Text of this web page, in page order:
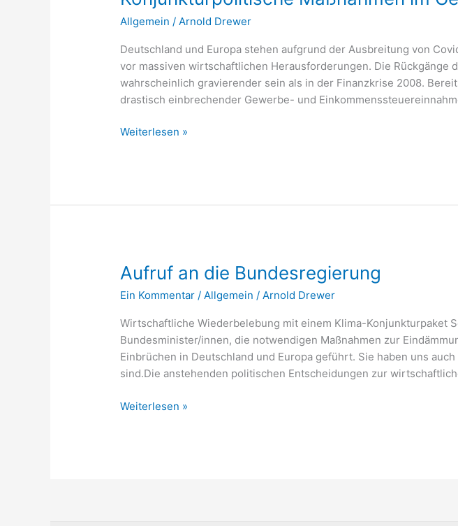
Allgemein / Arnold Drewer
Deutschland und Europa stehen aufgrund der Ausbreitung von
vor massiven wirtschaftlichen Herausforderungen. Die
wahrscheinlich gravierender sein als in der Finanzkrise 2008.
drastisch einbrechender Gewerbe- und
Maßnahmen
im
Gebäudebereich
Weiterlesen »
Aufruf an die Bundesregierung
Ein Kommentar /Allgemein /Arnold Drewer
Wirtschaftliche Wiederbelebung mit einem Klima-Konjunkturpaket
Bundesminister/innen, die notwendigen Maßnahmen zur
Einbrüchen in Deutschland und Europa geführt. Sie haben uns
sind.Die anstehenden politischen Entscheidungen zur
Aufruf
die
Bundesregierung
Weiterlesen »